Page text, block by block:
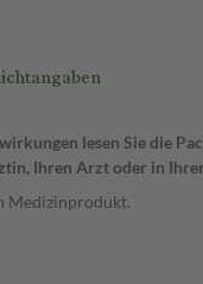
lesen Sie die
Ihren Arzt oder in
Medizinprodukt.